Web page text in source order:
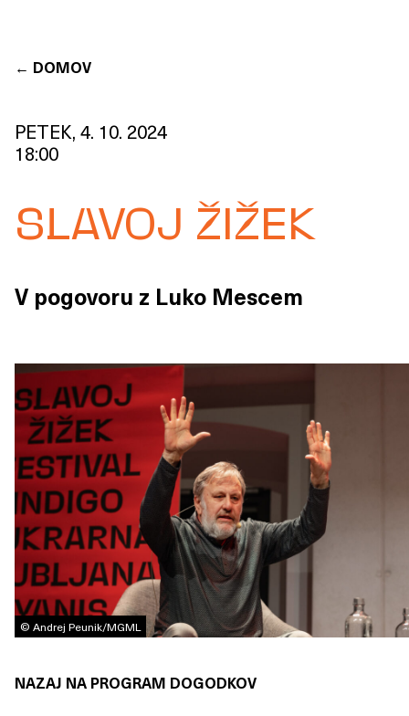
← DOMOV
PETEK, 4. 10. 2024
18:00
SLAVOJ ŽIŽEK
V pogovoru z Luko Mescem
© Andrej Peunik/MGML
NAZAJ NA PROGRAM DOGODKOV